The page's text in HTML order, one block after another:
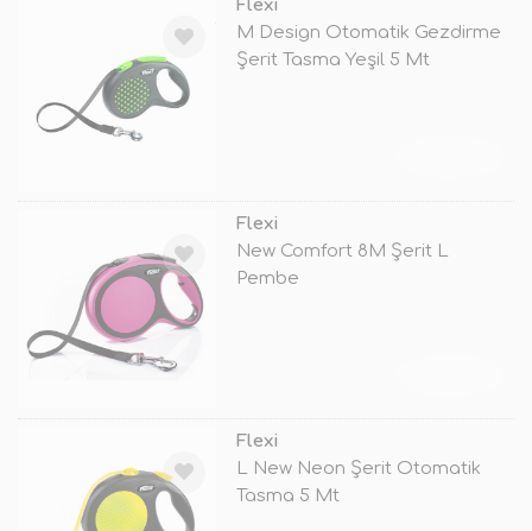
Flexi
M Design Otomatik Gezdirme
Şerit Tasma Yeşil 5 Mt
Flexi
New Comfort 8M Şerit L
Pembe
Flexi
L New Neon Şerit Otomatik
Tasma 5 Mt